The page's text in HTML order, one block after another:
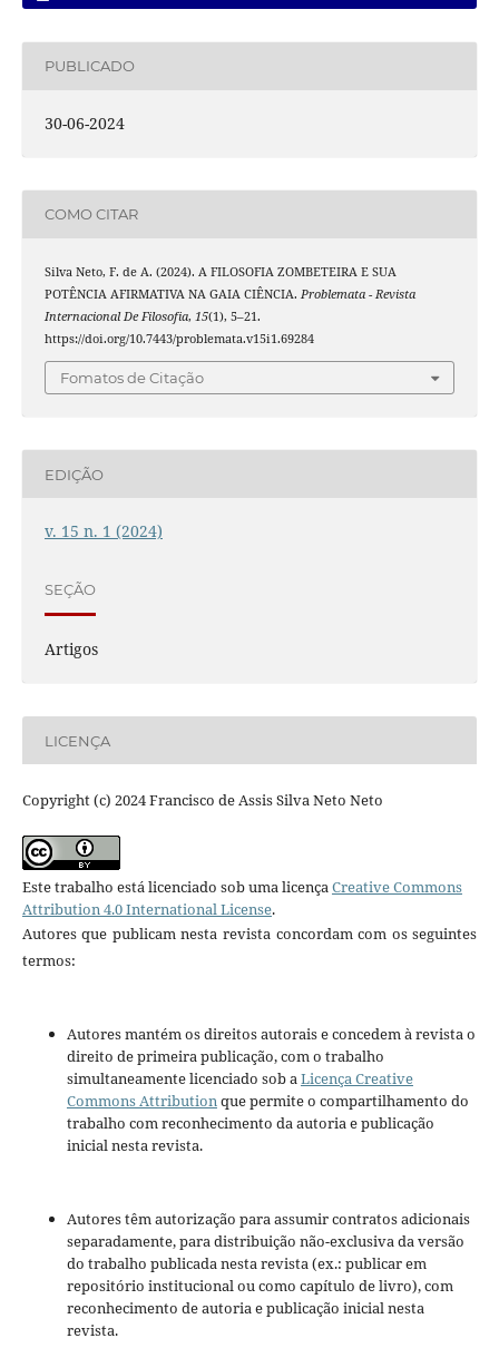
PUBLICADO
30-06-2024
COMO CITAR
Silva Neto, F. de A. (2024). A FILOSOFIA ZOMBETEIRA E SUA
POTÊNCIA AFIRMATIVA NA GAIA CIÊNCIA. Problemata - Revista
Internacional De Filosofia, 15(1), 5–21.
https://doi.org/10.7443/problemata.v15i1.69284
Fomatos de Citação
EDIÇÃO
v. 15 n. 1 (2024)
SEÇÃO
Artigos
LICENÇA
Copyright (c) 2024 Francisco de Assis Silva Neto Neto
Este trabalho está licenciado sob uma licençaCreative Commons
Attribution 4.0 International License.
Autores que publicam nesta revista concordam com os seguintes
termos:
Autores mantém os direitos autorais e concedem à revista o
direito de primeira publicação, com o trabalho
simultaneamente licenciado sob aLicença Creative
Commons Attributionque permite o compartilhamento do
trabalho com reconhecimento da autoria e publicação
inicial nesta revista.
Autores têm autorização para assumir contratos adicionais
separadamente, para distribuição não-exclusiva da versão
do trabalho publicada nesta revista (ex.: publicar em
repositório institucional ou como capítulo de livro), com
reconhecimento de autoria e publicação inicial nesta
revista.